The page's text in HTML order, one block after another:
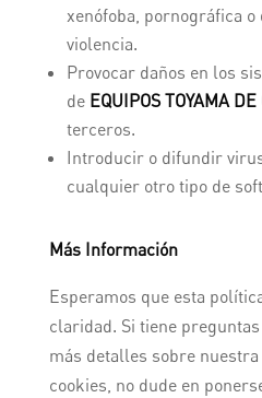
xenófoba, pornográfica o
violencia.
Provocar daños en los
de EQUIPOS TOYAMA
terceros.
Introducir o difundir
cualquier otro tipo de
Más Información
Esperamos que esta
claridad. Si tiene
más detalles sobre
cookies, no dude en